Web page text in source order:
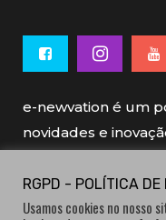
e-newvation é um
novidades e
e-newvation tem o
RGPD - POLÍTICA DE
Usamos cookies no nosso